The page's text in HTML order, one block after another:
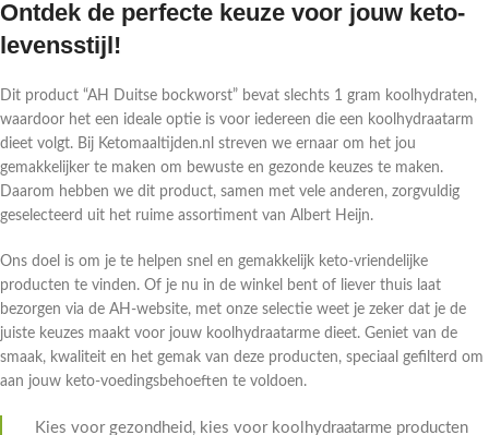
Ontdek de perfecte keuze voor jouw keto-
levensstijl!
Dit product “AH Duitse bockworst” bevat slechts 1 gram koolhydraten,
waardoor het een ideale optie is voor iedereen die een koolhydraatarm
dieet volgt. Bij Ketomaaltijden.nl streven we ernaar om het jou
gemakkelijker te maken om bewuste en gezonde keuzes te maken.
Daarom hebben we dit product, samen met vele anderen, zorgvuldig
geselecteerd uit het ruime assortiment van Albert Heijn.
Ons doel is om je te helpen snel en gemakkelijk keto-vriendelijke
producten te vinden. Of je nu in de winkel bent of liever thuis laat
bezorgen via de AH-website, met onze selectie weet je zeker dat je de
juiste keuzes maakt voor jouw koolhydraatarme dieet. Geniet van de
smaak, kwaliteit en het gemak van deze producten, speciaal gefilterd om
aan jouw keto-voedingsbehoeften te voldoen.
Kies voor gezondheid, kies voor koolhydraatarme producten